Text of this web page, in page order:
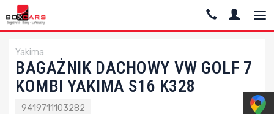
Yakima
BAGAŻNIK DACHOWY VW GOLF 7
KOMBI YAKIMA S16 K328
9419711103282